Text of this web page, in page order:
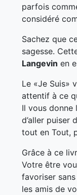
parfois
considéré
Sachez que
sagesse.
Langevin en
Le «Je Suis»
attentif à ce
Il vous donne
d’aller puiser
tout en Tout,
Grâce à ce
Votre être
favoriser
les amis de